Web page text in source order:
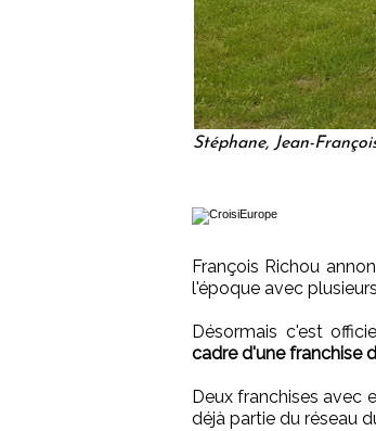
Stéphane, Jean-
François Richou
l'époque avec
Désormais c'est
cadre d'une franchise
Deux franchises avec
déjà partie du réseau